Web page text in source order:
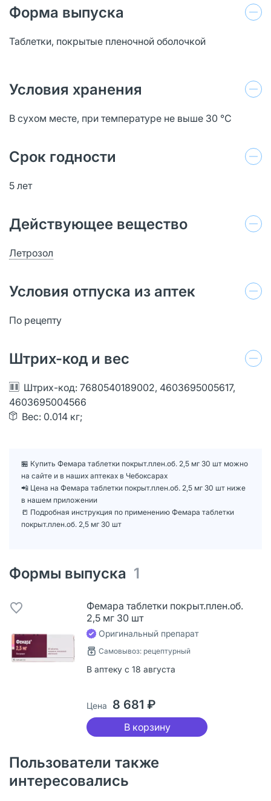
Форма выпуска
Таблетки, покрытые пленочной оболочкой
Условия хранения
В сухом месте, при температуре не выше 30 °C
Срок годности
5 лет
Действующее вещество
Летрозол
Условия отпуска из аптек
По рецепту
Штрих-код и вес
Штрих-код: 7680540189002, 4603695005617,
4603695004566
Вес: 0.014 кг;
🏪 Купить Фемара таблетки покрыт.плен.об. 2,5 мг 30 шт можно
на сайте и в наших аптеках в Чебоксарах
📲 Цена на Фемара таблетки покрыт.плен.об. 2,5 мг 30 шт ниже
в нашем приложении
📒 Подробная инструкция по применению Фемара таблетки
покрыт.плен.об. 2,5 мг 30 шт
Формы выпуска 1
Фемара таблетки покрыт.плен.об.
2,5 мг 30 шт
Оригинальный препарат
Самовывоз: рецептурный
В аптеку с 18 августа
Цена 8 681 ₽
В корзину
Пользователи также
интересовались